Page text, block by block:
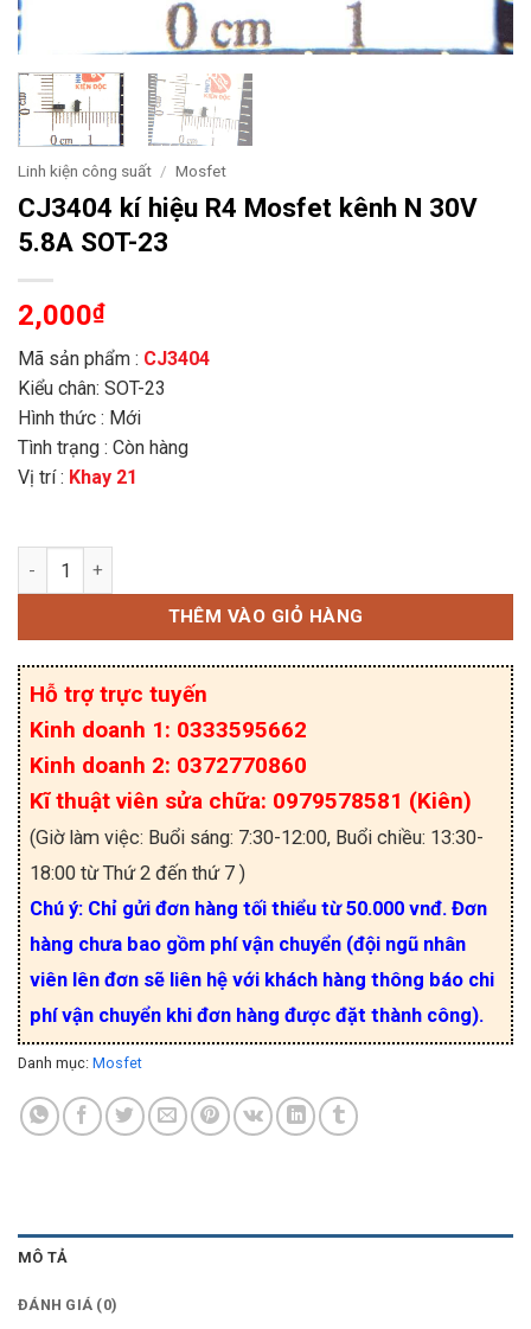
Linh kiện công suất / Mosfet
CJ3404 kí hiệu R4 Mosfet kênh N 30V
5.8A SOT-23
2,000₫
Mã sản phẩm : CJ3404
Kiểu chân: SOT-23
Hình thức : Mới
Tình trạng : Còn hàng
Vị trí : Khay 21
CJ3404 kí hiệu R4 Mosfet kênh N 30V 5.8A SOT-
THÊM VÀO GIỎ HÀNG
Hỗ trợ trực tuyến
Kinh doanh 1: 0333595662
Kinh doanh 2: 0372770860
Kĩ thuật viên sửa chữa: 0979578581 (Kiên)
(Giờ làm việc: Buổi sáng: 7:30-12:00, Buổi chiều: 13:30-
18:00 từ Thứ 2 đến thứ 7 )
Chú ý: Chỉ gửi đơn hàng tối thiểu từ 50.000 vnđ. Đơn
hàng chưa bao gồm phí vận chuyển (đội ngũ nhân
viên lên đơn sẽ liên hệ với khách hàng thông báo chi
phí vận chuyển khi đơn hàng được đặt thành công).
Danh mục: Mosfet
MÔ TẢ
ĐÁNH GIÁ (0)